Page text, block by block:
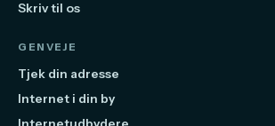
Skriv til os
GENVEJE
Tjek din adresse
Internet i din by